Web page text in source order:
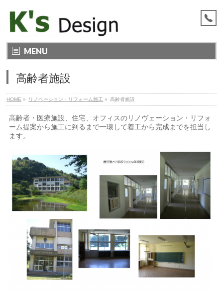
MENU
高齢者施設
HOME » リノベーション・リフォーム施工 » 高齢者施設
高齢者・医療施設、住宅、オフィスのリノヴェーション・リフォ
ーム提案から施工に到るまで一環して着工から完成までを担当し
ます。